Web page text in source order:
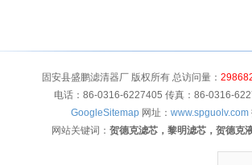
固安县盛鹏滤清器厂 版权所有 总访问量：
电话：86-0316-6227405 传真：86-0316-
GoogleSitemap网址： www.spguolv.com
网站关键词： 贺德克滤芯，黎明滤芯，贺德克